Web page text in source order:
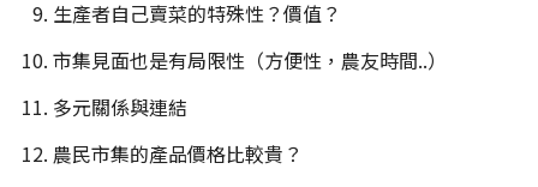
生產者自己賣菜的特殊性？價值？
市集見面也是有局限性（方便性，農友時間..）
多元關係與連結
農民市集的產品價格比較貴？